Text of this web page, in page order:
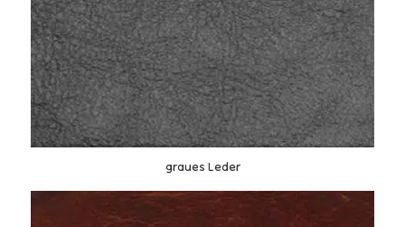
graues Leder